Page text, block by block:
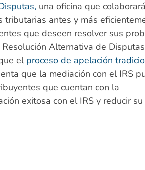
una oficina que
antes y más
que deseen resolver sus
Alternativa de
el proceso de apelación
que la mediación con el IRS
que cuentan con la
exitosa con el IRS y reducir